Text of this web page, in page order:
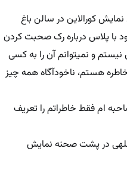
minutes,
45
seconds
کورالاین در سالن باغ
با پلاس درباره رک صحبت کردن
و نمیتوانم آن را به کسی
هستم، ناخودآگاه همه چیز
ام فقط خاطراتم را تعریف
در پشت صحنه نمایش